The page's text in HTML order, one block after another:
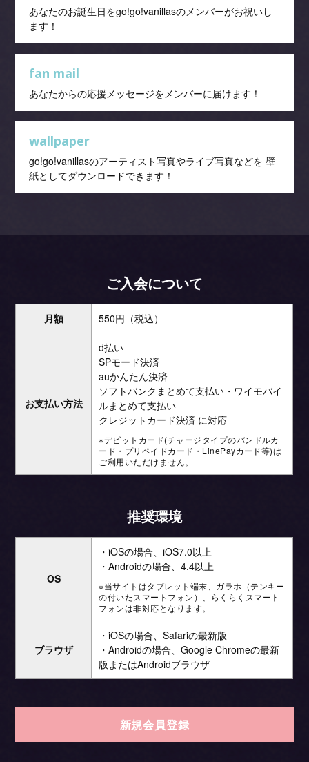
あなたのお誕生日をgo!go!vanillasのメンバーがお祝いし
ます！
fan mail
あなたからの応援メッセージをメンバーに届けます！
wallpaper
go!go!vanillasのアーティスト写真やライブ写真などを 壁
紙としてダウンロードできます！
ご入会について
月額 550円（税込）
お支払い方法
d払い
SPモード決済
auかんたん決済
ソフトバンクまとめて支払い・ワイモバイ
ルまとめて支払い
クレジットカード決済 に対応
※デビットカード(チャージタイプのバンドルカ
ード・プリペイドカード・LinePayカード等)は
ご利用いただけません。
推奨環境
OS
・iOSの場合、iOS7.0以上
・Androidの場合、4.4以上
※当サイトはタブレット端末、ガラホ（テンキー
の付いたスマートフォン）、らくらくスマート
フォンは非対応となります。
ブラウザ
・iOSの場合、Safariの最新版
・Androidの場合、Google Chromeの最新
版またはAndroidブラウザ
新規会員登録